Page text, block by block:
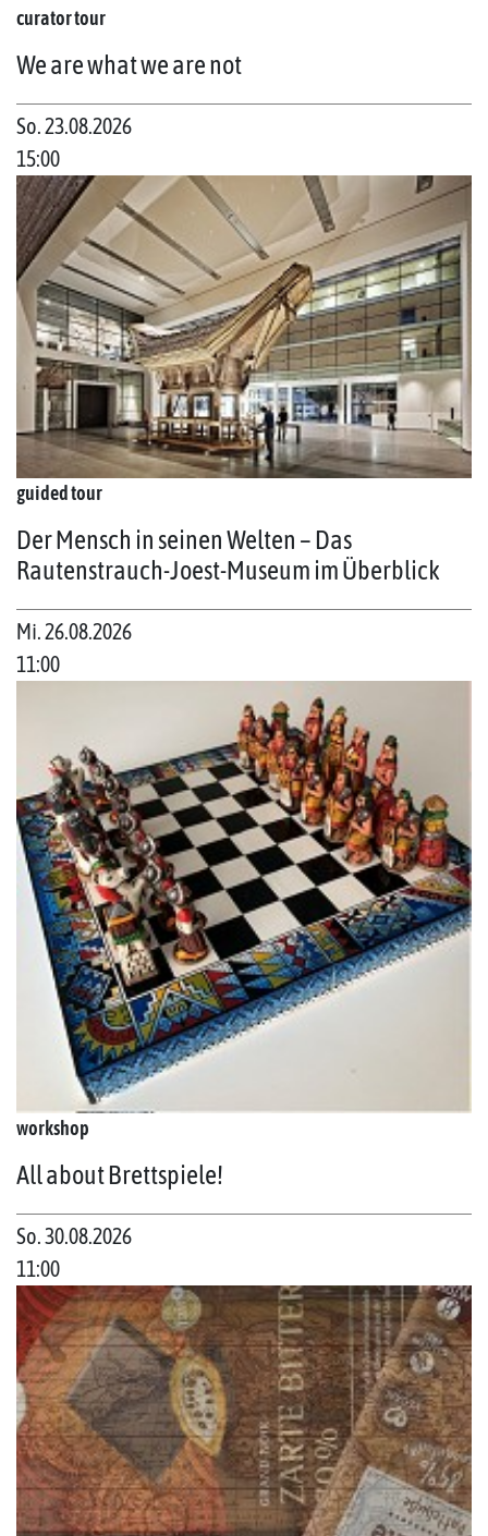
curator tour
We are what we are not
So. 23.08.2026
15:00
guided tour
Der Mensch in seinen Welten – Das
Rautenstrauch-Joest-Museum im Überblick
Mi. 26.08.2026
11:00
workshop
All about Brettspiele!
So. 30.08.2026
11:00